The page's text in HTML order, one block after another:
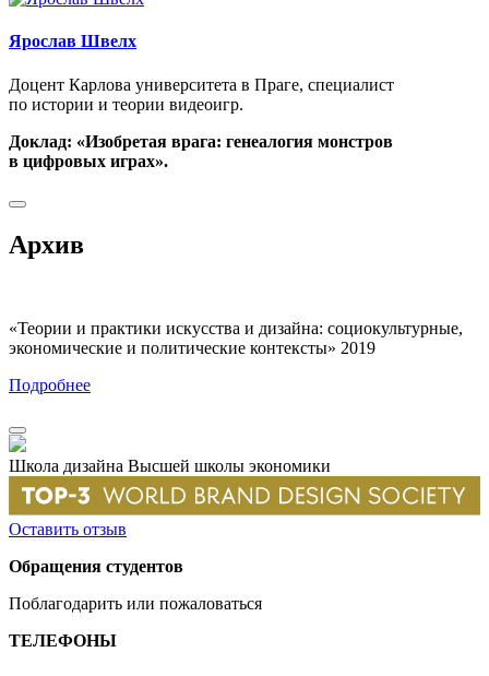
Ярослав Швелх
Доцент Карлова университета в Праге, специалист
по истории и теории видеоигр.
Доклад: «Изобретая врага: генеалогия монстров
в цифровых играх».
Архив
«Теории и практики искусства и дизайна: социокультурные,
экономические и политические контексты» 2019
Подробнее
Школа дизайна Высшей школы экономики
Оставить отзыв
Обращения студентов
Поблагодарить или пожаловаться
ТЕЛЕФОНЫ